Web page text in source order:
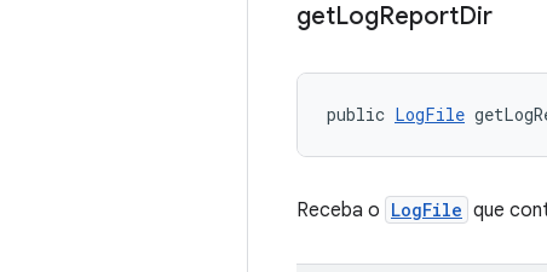
getLogReportDir
public LogFile
Receba o LogFile que